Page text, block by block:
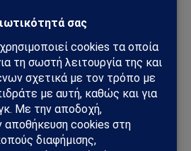
Τουρκική NAVTEX διετίας
στο Αιγαίο: Πώς τη
σερβίρουν τα
φιλοκυβερνητικά ΜΜΕ και
πώς οφείλει να απαντήσει